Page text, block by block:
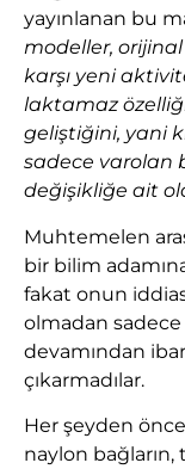
yayınlanan bu
modeller,
karşı yeni
laktamaz
geliştiğini, yani
sadece varolan
değişikliğe ait
Muhtemelen
bir bilim
fakat onun
olmadan sadece
devamından
çıkarmadılar.
Her şeyden
naylon